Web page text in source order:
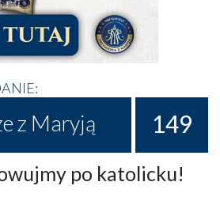
z Maryją 149
po katolicku!